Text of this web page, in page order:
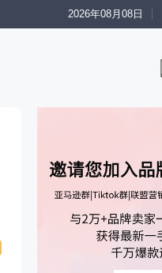
2026年08月08日